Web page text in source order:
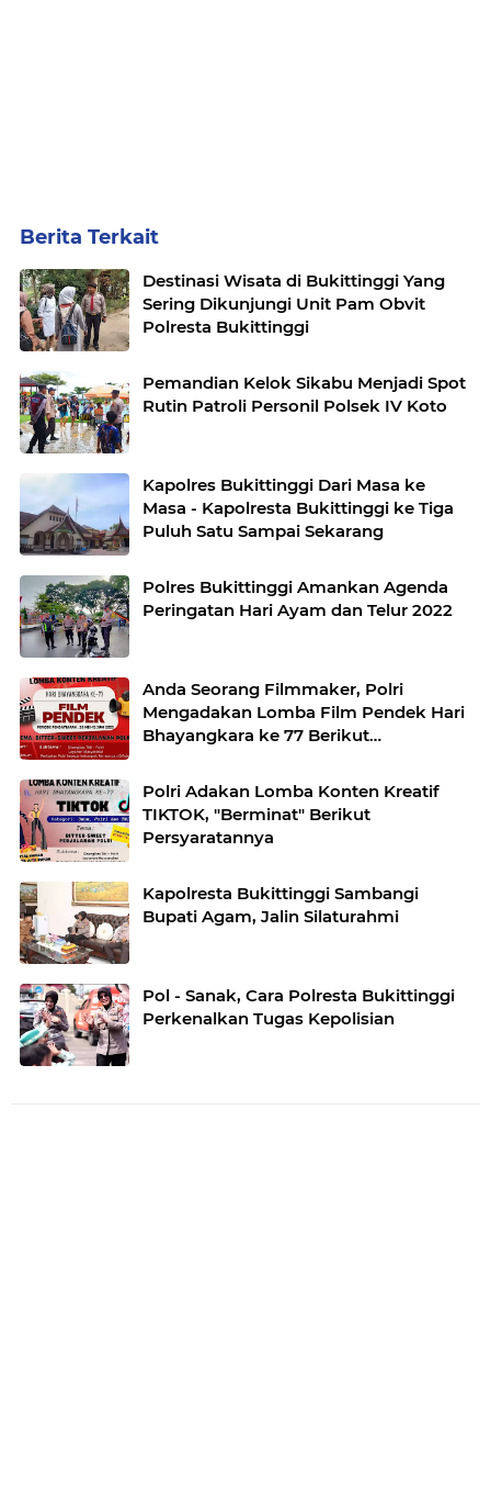
Berita Terkait
Destinasi Wisata di Bukittinggi Yang
Sering Dikunjungi Unit Pam Obvit
Polresta Bukittinggi
Pemandian Kelok Sikabu Menjadi Spot
Rutin Patroli Personil Polsek IV Koto
Kapolres Bukittinggi Dari Masa ke
Masa - Kapolresta Bukittinggi ke Tiga
Puluh Satu Sampai Sekarang
Polres Bukittinggi Amankan Agenda
Peringatan Hari Ayam dan Telur 2022
Anda Seorang Filmmaker, Polri
Mengadakan Lomba Film Pendek Hari
Bhayangkara ke 77 Berikut
Polri Adakan Lomba Konten Kreatif
TIKTOK, "Berminat" Berikut
Persyaratannya
Kapolresta Bukittinggi Sambangi
Bupati Agam, Jalin Silaturahmi
Pol - Sanak, Cara Polresta Bukittinggi
Perkenalkan Tugas Kepolisian